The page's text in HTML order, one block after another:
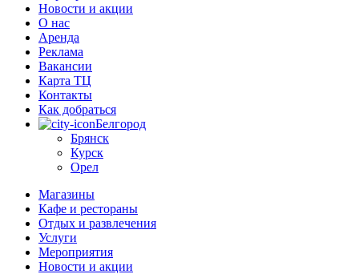
Новости и акции
О нас
Аренда
Реклама
Вакансии
Карта ТЦ
Контакты
Как добраться
Белгород
Брянск
Курск
Орел
Магазины
Кафе и рестораны
Отдых и развлечения
Услуги
Мероприятия
Новости и акции